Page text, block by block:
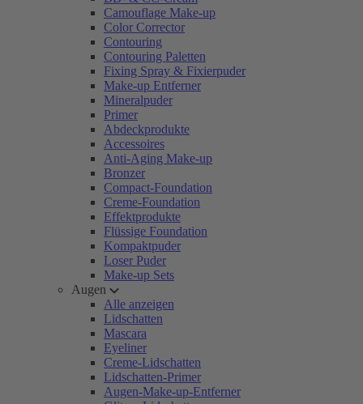
Camouflage Make-up
Color Corrector
Contouring
Contouring Paletten
Fixing Spray & Fixierpuder
Make-up Entferner
Mineralpuder
Primer
Abdeckprodukte
Accessoires
Anti-Aging Make-up
Bronzer
Compact-Foundation
Creme-Foundation
Effektprodukte
Flüssige Foundation
Kompaktpuder
Loser Puder
Make-up Sets
Augen
Alle anzeigen
Lidschatten
Mascara
Eyeliner
Creme-Lidschatten
Lidschatten-Primer
Augen-Make-up-Entferner